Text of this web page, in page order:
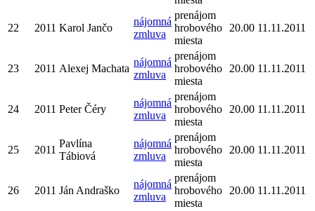
22 2011 Karol Jančo
nájomná
zmluva
prenájom
hrobového
miesta
20.00 11.11.2011
23 2011 Alexej Machata
nájomná
zmluva
prenájom
hrobového
miesta
20.00 11.11.2011
24 2011 Peter Čéry
nájomná
zmluva
prenájom
hrobového
miesta
20.00 11.11.2011
25 2011
Pavlína
Tábiová
nájomná
zmluva
prenájom
hrobového
miesta
20.00 11.11.2011
26 2011 Ján Andraško
nájomná
zmluva
prenájom
hrobového
miesta
20.00 11.11.2011